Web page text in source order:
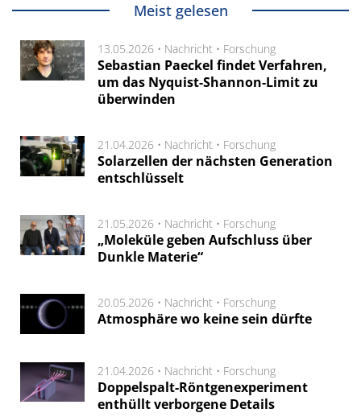
Meist gelesen
13.05.2026 • Nachricht • Forschung
Sebastian Paeckel findet Verfahren,
um das Nyquist-Shannon-Limit zu
überwinden
21.04.2026 • Nachricht • Forschung
Solarzellen der nächsten Generation
entschlüsselt
21.05.2026 • Nachricht • Forschung
„Moleküle geben Aufschluss über
Dunkle Materie“
20.05.2026 • Nachricht • Forschung
Atmosphäre wo keine sein dürfte
21.04.2026 • Nachricht • Forschung
Doppelspalt-Röntgenexperiment
enthüllt verborgene Details